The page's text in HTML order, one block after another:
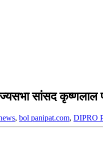
सांसद कृष्णलाल
, bol panipat.com, DIPRO